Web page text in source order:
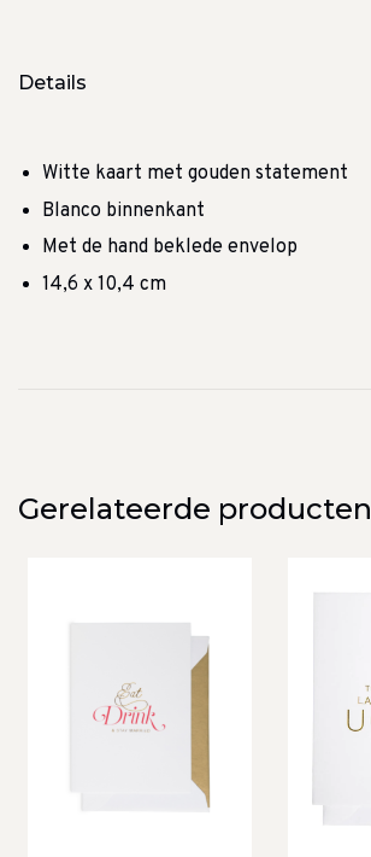
Details
Witte kaart met gouden statement
Blanco binnenkant
Met de hand beklede envelop
14,6 x 10,4 cm
Gerelateerde producten